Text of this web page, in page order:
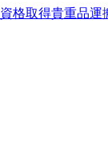
資格取得貴重品運